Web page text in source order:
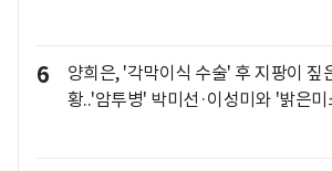
6
양희은, '각막이식 수술' 후 지팡이 짚
황..'암투병' 박미선·이성미와 '밝은미